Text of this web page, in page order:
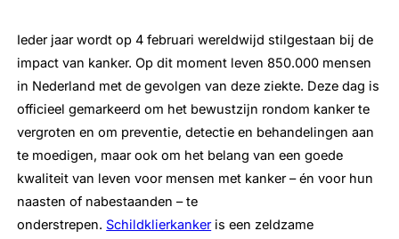
Ieder jaar wordt op 4 februari wereldwijd stilgestaan bij de
impact van kanker. Op dit moment leven 850.000 mensen
in Nederland met de gevolgen van deze ziekte. Deze dag is
officieel gemarkeerd om het bewustzijn rondom kanker te
vergroten en om preventie, detectie en behandelingen aan
te moedigen, maar ook om het belang van een goede
kwaliteit van leven voor mensen met kanker – én voor hun
naasten of nabestaanden – te
onderstrepen. Schildklierkankeris een zeldzame